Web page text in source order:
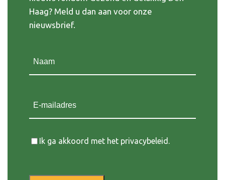
Haag? Meld u dan aan voor onze
nieuwsbrief.
Instemming
Ik ga akkoord met het privacybeleid.